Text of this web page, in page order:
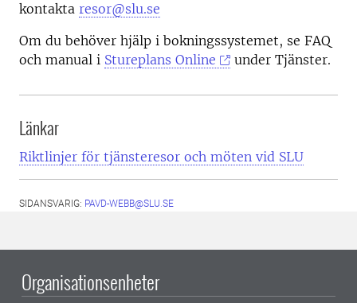
kontakta resor@slu.se
Om du behöver hjälp i bokningssystemet, se FAQ
och manual i Stureplans Online under Tjänster.
Länkar
Riktlinjer för tjänsteresor och möten vid SLU
SIDANSVARIG: PAVD-WEBB@SLU.SE
Organisationsenheter